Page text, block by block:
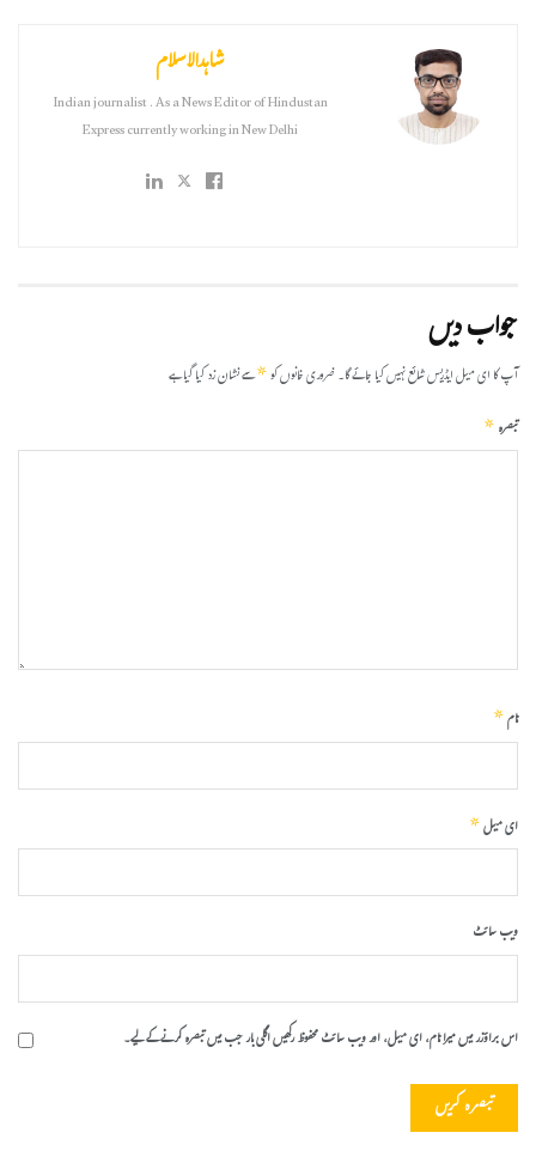
شاہدالاسلام
Indian journalist . As a News Editor of Hindustan
Express currently working in New Delhi
جواب دیں
آپ کا ای میل ایڈریس شائع نہیں کیا جائے گا۔ضروری خانوں کو*سے نشان زد کیا گیا ہے
تبصرہ*
نام*
ای میل*
ویب‌ سائٹ
اس براؤزر میں میرا نام، ای میل، اور ویب سائٹ محفوظ رکھیں اگلی بار جب میں تبصرہ کرنے کےلیے۔